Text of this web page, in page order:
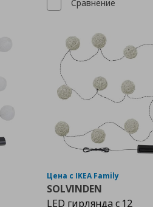
Сравнение
Цена с IKEA Family
SOLVINDEN
LED гирлянда с 12